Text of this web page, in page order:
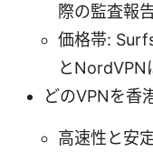
際の監査報
価格帯:
とNordVPN
どのVPNを香
高速性と安